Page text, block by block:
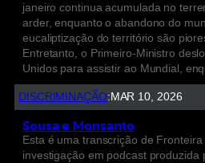
janeiro continua acumulada no
arder, enquanto o abandono do
eucaliptização do território são
Entretanto, o Primeiro-Ministro
Unidos para assistir ao Mundial,
DISCRIMINAÇÃO: MAR 10, 2026
Sousa e Monsanto
Esta é uma transcrição de
investigação em podcast produzida